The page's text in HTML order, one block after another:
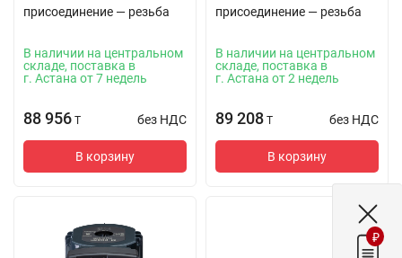
присоединение — резьба
В наличии на центральном
складе, поставка в
г. Астана от 7 недель
88 956 T без НДС
В корзину
присоединение — резьба
В наличии на центральном
складе, поставка в
г. Астана от 2 недель
89 208 T без НДС
В корзину
₽